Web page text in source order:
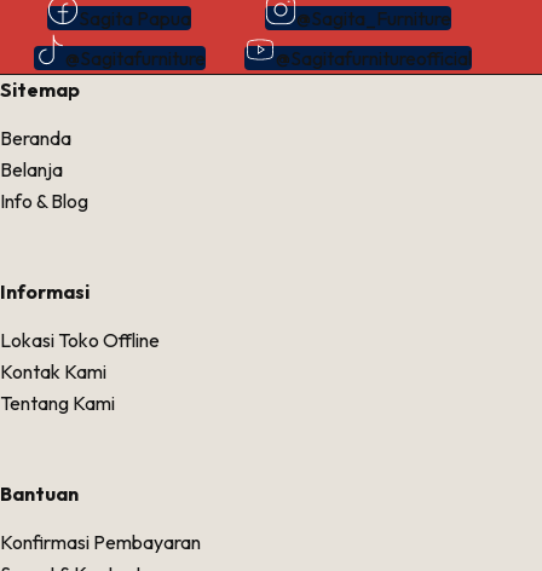
Sagita Papua
@Sagita_Furniture
@Sagitafurniture
@Sagitafurnitureofficial
Sitemap
Beranda
Belanja
Info & Blog
Informasi
Lokasi Toko Offline
Kontak Kami
Tentang Kami
Bantuan
Konfirmasi Pembayaran